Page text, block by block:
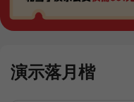
演示落月楷